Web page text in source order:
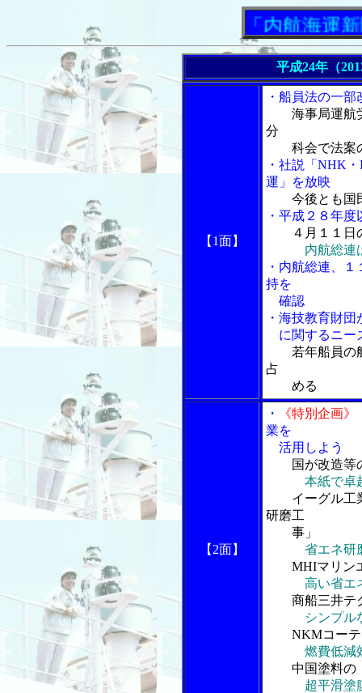
「内航海運新聞」
平成24年（
【1面】
・船員法の一
海事局運航
分
科会で法案
・社説「NHK
運」を放映
今後とも国
・平成２８年
４月１１日
内航総連
・内航総連、
持を
確認
・海技教育財
に関するニー
若年船員の
占
める
【2面】
・ 《特別企画》
業を
活用しよう
国が改造等
本紙で卓
イーグル工
研磨工
事」
省エネ研
MHIマリン
高い省エ
商船三井テ
シンプル
NKMコー
燃費低減
中国塗料の
超平滑塗